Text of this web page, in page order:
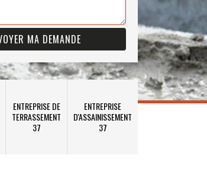
ENTREPRISE DE
TERRASSEMENT
37
ENTREPRISE
D'ASSAINISSEMENT
37